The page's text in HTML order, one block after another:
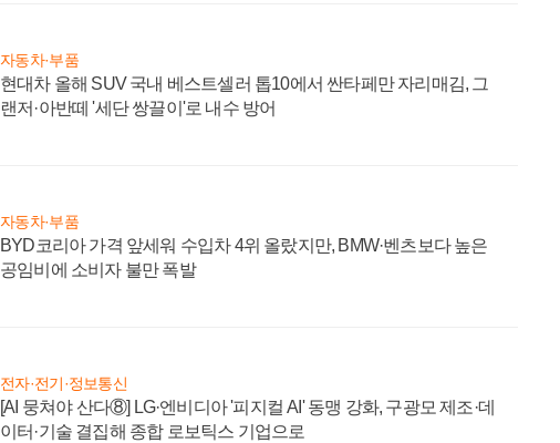
자동차·부품
현대차 올해 SUV 국내 베스트셀러 톱10에서 싼타페만 자리매김, 그
랜저·아반떼 '세단 쌍끌이'로 내수 방어
자동차·부품
BYD코리아 가격 앞세워 수입차 4위 올랐지만, BMW·벤츠보다 높은
공임비에 소비자 불만 폭발
전자·전기·정보통신
[AI 뭉쳐야 산다⑧] LG·엔비디아 '피지컬 AI' 동맹 강화, 구광모 제조·데
이터·기술 결집해 종합 로보틱스 기업으로